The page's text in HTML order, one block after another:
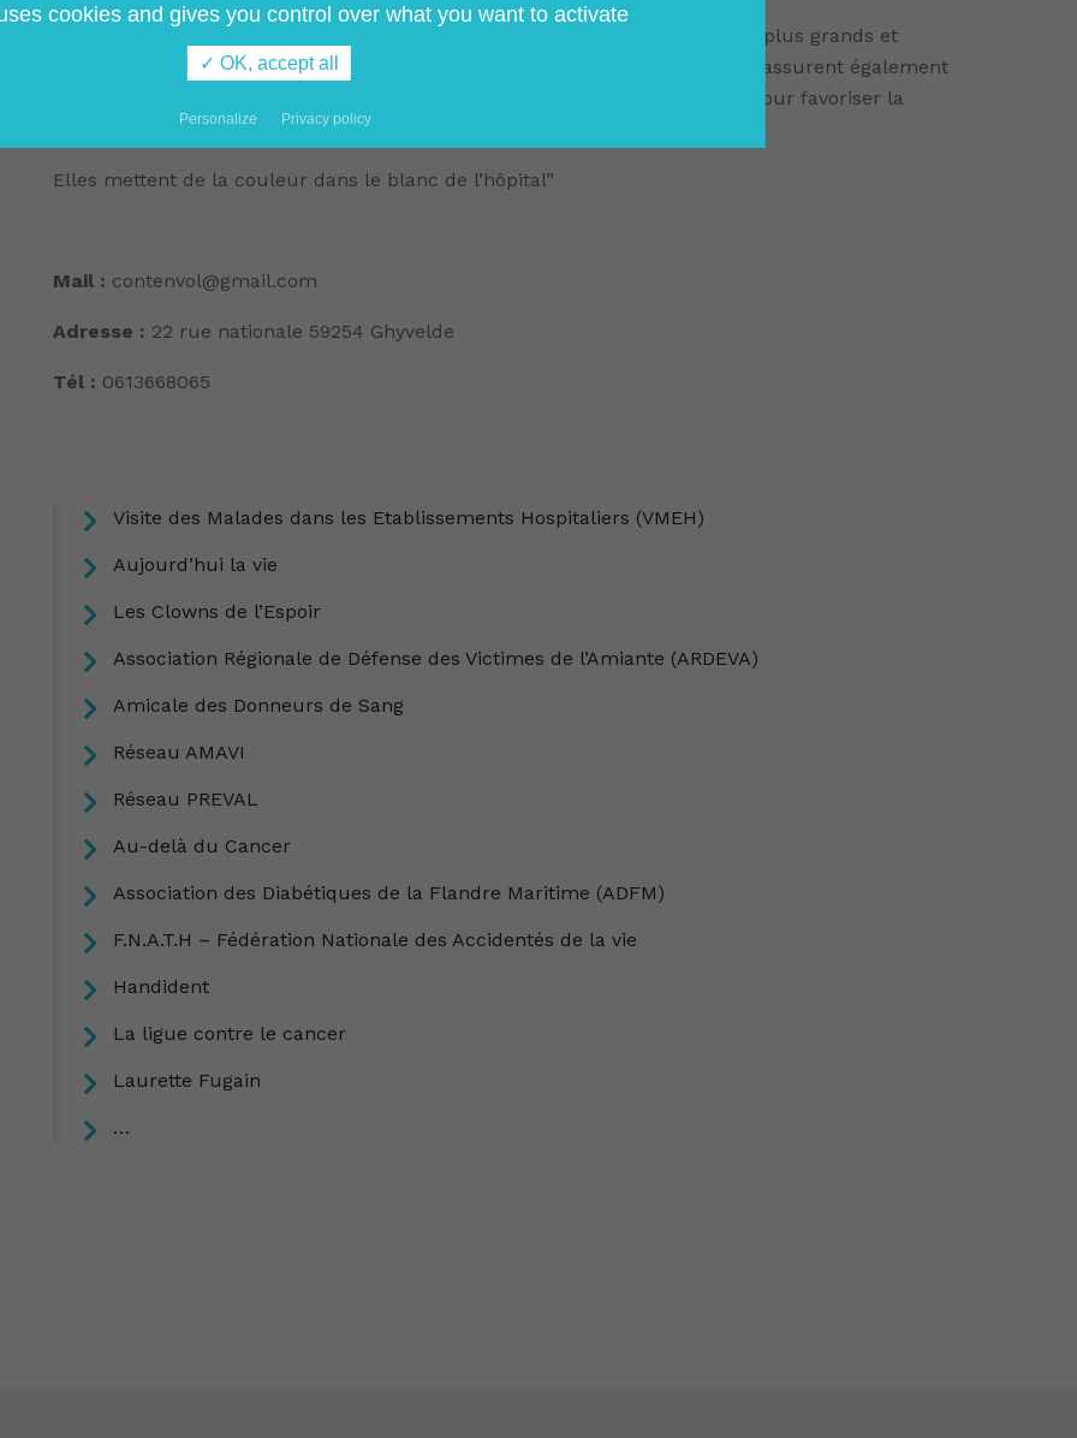
Conteuses de “Cont’envol” qui leur proposent histoires et légendes pour les plus grands et
chansons et comptines pour les plus petits. Lors des périodes de fête, elles assurent également
des animations/spectacles en regroupant les enfants dans la salle de jeux pour favoriser la
communication et les échanges entre eux.
Elles mettent de la couleur dans le blanc de l’hôpital”
Mail : contenvol@gmail.com
Adresse : 22 rue nationale 59254 Ghyvelde
Tél : 0613668065
Visite des Malades dans les Etablissements Hospitaliers (VMEH)
Aujourd’hui la vie
Les Clowns de l’Espoir
Association Régionale de Défense des Victimes de l’Amiante (ARDEVA)
Amicale des Donneurs de Sang
Réseau AMAVI
Réseau PREVAL
Au-delà du Cancer
Association des Diabétiques de la Flandre Maritime (ADFM)
F.N.A.T.H – Fédération Nationale des Accidentés de la vie
Handident
La ligue contre le cancer
Laurette Fugain
…
cookies and gives you control over what you want to activate
✓ OK, accept all
Personalize Privacy policy